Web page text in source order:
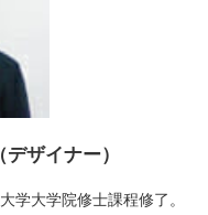
ザイナー）
学大学院修士課程修了。